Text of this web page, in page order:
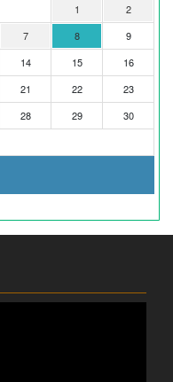
1
2
7 8
9
14 15
16
21 22
23
28 29
30